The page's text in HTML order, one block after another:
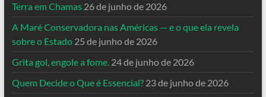
Terra em Chamas 26 de junho de 2026
A Maré Conservadora nas Américas — e o que ela revela
sobre o Estado 25 de junho de 2026
Grita gol, engole a fome. 24 de junho de 2026
Quem Decide o Que é Essencial? 23 de junho de 2026